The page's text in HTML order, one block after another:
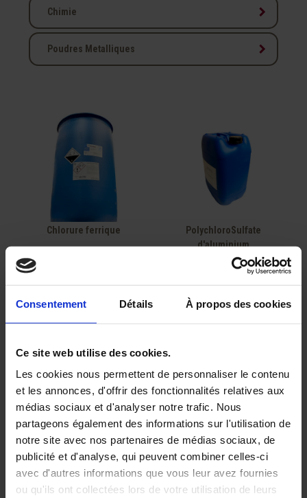
Consentement Détails À propos des cookies
Ce site web utilise des cookies.
Les cookies nous permettent de personnaliser le contenu
et les annonces, d'offrir des fonctionnalités relatives aux
médias sociaux et d'analyser notre trafic. Nous
partageons également des informations sur l'utilisation de
notre site avec nos partenaires de médias sociaux, de
publicité et d'analyse, qui peuvent combiner celles-ci
avec d'autres informations que vous leur avez fournies
ou qu'ils ont collectées lors de votre utilisation de leurs
Chimie keyboard_arrow_right
Poudres Metalliques keyboard_arrow_right
Chlorure ferrique
PolychloroSulfate
d'aluminium
Polyhydroxychlorure
d'aluminium